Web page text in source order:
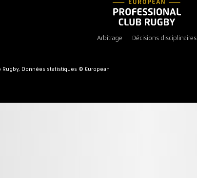
Arbitrage Décisions disciplinaires
Données statistiques © European